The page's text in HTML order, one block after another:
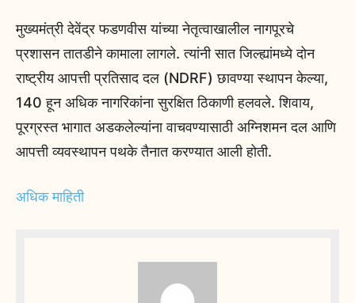
मुख्यमंत्री देवेंद्र फडणवीस यांच्या नेतृत्वाखालील नागपूरचे
प्रशासन तातडीने कामाला लागले. त्यांनी सात जिल्ह्यांमध्ये दोन
राष्ट्रीय आपत्ती प्रतिसाद दल (NDRF) छावण्या स्थापन केल्या,
140 हून अधिक नागरिकांना सुरक्षित ठिकाणी हलवले. शिवाय,
पूरग्रस्त भागात अडकलेल्यांना वाचवण्यासाठी अग्निशमन दल आणि
आपत्ती व्यवस्थापन पथके तैनात करण्यात आली होती.
अधिक माहिती